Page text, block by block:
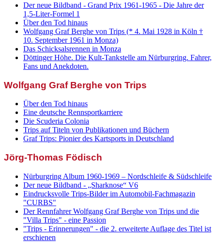
Der neue Bildband - Grand Prix 1961-1965 - Die Jahre der
1,5-Liter-Formel 1
Über den Tod hinaus
Wolfgang Graf Berghe von Trips (* 4. Mai 1928 in Köln †
10. September 1961 in Monza)
Das Schicksalsrennen in Monza
Döttinger Höhe. Die Kult-Tankstelle am Nürburgring. Fahrer,
Fans und Anekdoten.
Wolfgang Graf Berghe von Trips
Über den Tod hinaus
Eine deutsche Rennsportkarriere
Die Scuderia Colonia
Trips auf Titeln von Publikationen und Büchern
Graf Trips: Pionier des Kartsports in Deutschland
Jörg-Thomas Födisch
Nürburgring Album 1960-1969 – Nordschleife & Südschleife
Der neue Bildband - „Sharknose“ V6
Eindrucksvolle Trips-Bilder im Automobil-Fachmagazin
"CURBS"
Der Rennfahrer Wolfgang Graf Berghe von Trips und die
"Villa Trips" - eine Passion
"Trips - Erinnerungen" - die 2. erweiterte Auflage des Titel ist
erschienen